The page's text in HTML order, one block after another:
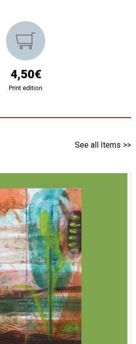
4,50€
Print edition
See all Items